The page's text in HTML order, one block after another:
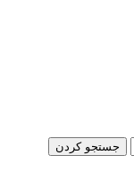
جستجو کردن